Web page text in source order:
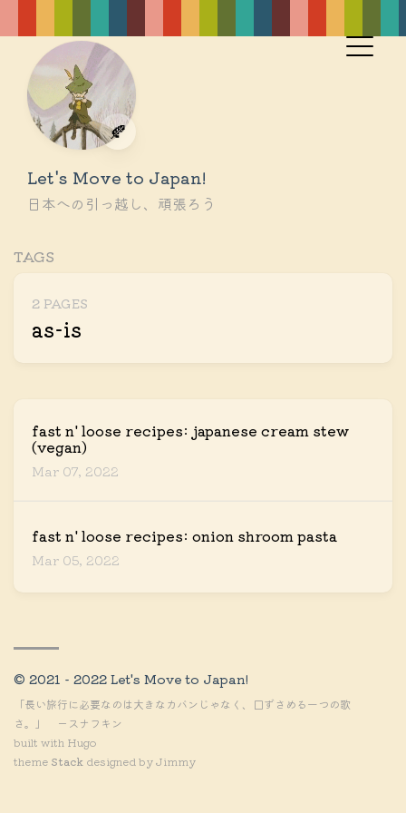
🍂
Let's Move to Japan!
日本への引っ越し、頑張ろう
TAGS
2 PAGES
as-is
fast n' loose recipes: japanese cream stew
(vegan)
Mar 07, 2022
fast n' loose recipes: onion shroom pasta
Mar 05, 2022
© 2021 - 2022 Let's Move to Japan!
「長い旅行に必要なのは大きなカバンじゃなく、口ずさめる一つの歌
さ。」 ースナフキン
built with Hugo
theme Stack designed byJimmy